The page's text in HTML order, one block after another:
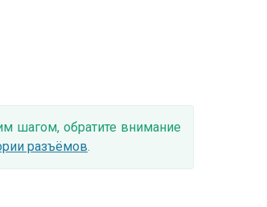
шагом, обратите внимание
разъёмов.